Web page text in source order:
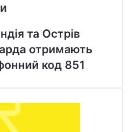
та Острів
отримають
код 851